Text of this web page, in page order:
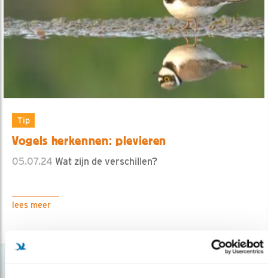
Tip
Vogels herkennen: plevieren
05.07.24 Wat zijn de verschillen?
lees meer